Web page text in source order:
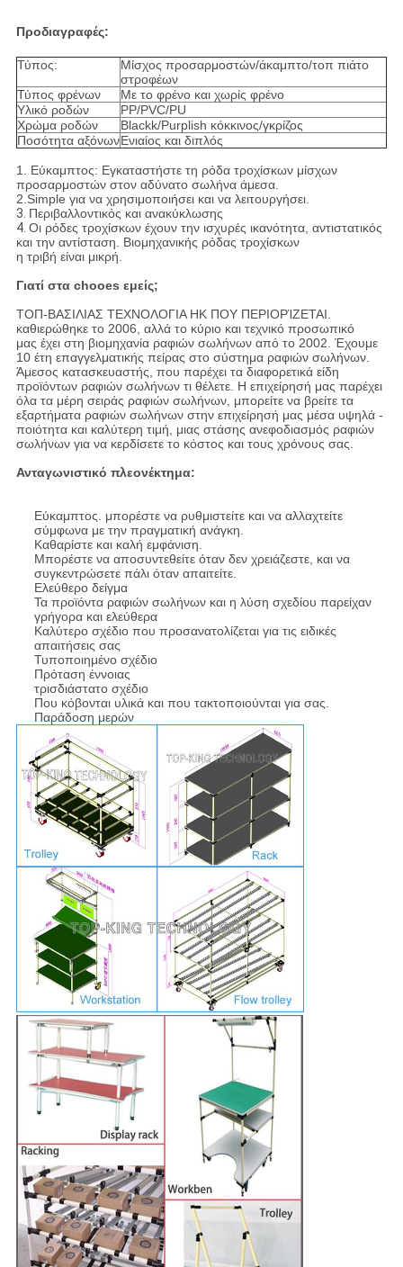
Προδιαγραφές:
Τύπος:
Μίσχος προσαρμοστών/άκαμπτο/τοπ πιάτο
στροφέων
Τύπος φρένων
Με το φρένο και χωρίς φρένο
Υλικό ροδών
PP/PVC/PU
Χρώμα ροδών
Blackk/Purplish κόκκινος/γκρίζος
Ποσότητα αξόνωνΕνιαίος και διπλός
1. Εύκαμπτος: Εγκαταστήστε τη ρόδα τροχίσκων μίσχων
προσαρμοστών στον αδύνατο σωλήνα άμεσα.
2.Simple για να χρησιμοποιήσει και να λειτουργήσει.
3. Περιβαλλοντικός και ανακύκλωσης
4. Οι ρόδες τροχίσκων έχουν την ισχυρές ικανότητα, αντιστατικός
και την αντίσταση. Βιομηχανικής ρόδας τροχίσκων
η τριβή είναι μικρή.
Γιατί στα chooes εμείς;
ΤΟΠ-ΒΑΣΙΛΙΑΣ ΤΕΧΝΟΛΟΓΙΑ HK ΠΟΥ ΠΕΡΙΟΡΊΖΕΤΑΙ.
καθιερώθηκε το 2006, αλλά το κύριο και τεχνικό προσωπικό
μας έχει στη βιομηχανία ραφιών σωλήνων από το 2002. Έχουμε
10 έτη επαγγελματικής πείρας στο σύστημα ραφιών σωλήνων.
Άμεσος κατασκευαστής, που παρέχει τα διαφορετικά είδη
προϊόντων ραφιών σωλήνων τι θέλετε. Η επιχείρησή μας παρέχει
όλα τα μέρη σειράς ραφιών σωλήνων, μπορείτε να βρείτε τα
εξαρτήματα ραφιών σωλήνων στην επιχείρησή μας μέσα υψηλά -
ποιότητα και καλύτερη τιμή, μιας στάσης ανεφοδιασμός ραφιών
σωλήνων για να κερδίσετε το κόστος και τους χρόνους σας.
Ανταγωνιστικό πλεονέκτημα:
Εύκαμπτος. μπορέστε να ρυθμιστείτε και να αλλαχτείτε
σύμφωνα με την πραγματική ανάγκη.
Καθαρίστε και καλή εμφάνιση.
Μπορέστε να αποσυντεθείτε όταν δεν χρειάζεστε, και να
συγκεντρώσετε πάλι όταν απαιτείτε.
Ελεύθερο δείγμα
Τα προϊόντα ραφιών σωλήνων και η λύση σχεδίου παρείχαν
γρήγορα και ελεύθερα
Καλύτερο σχέδιο που προσανατολίζεται για τις ειδικές
απαιτήσεις σας
Τυποποιημένο σχέδιο
Πρόταση έννοιας
τρισδιάστατο σχέδιο
Που κόβονται υλικά και που τακτοποιούνται για σας.
Παράδοση μερών